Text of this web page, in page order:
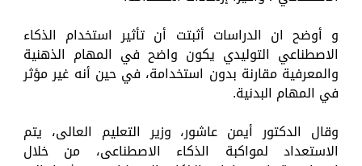
و أوضح ان الدراسات أثبتت أن تأثير استخدام الذكاء
الاصطناعي التوليدي يكون واضح في المهام الذهنية
والمعرفية مقارنة بدون استخدامة، في حين أنه غير مؤثر
في المهام البدنية.
وقال الدكتور أيمن عاشور، وزير التعليم العالى، يتم
الاستعداد لمواكبة الذكاء الاصطناعى، من خلال